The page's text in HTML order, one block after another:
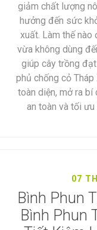
giảm chất lượng
hưởng đến sức
xuất. Làm thế
vừa không dùng
giúp cây trồng
phủ chống cỏ
toàn diện, mở ra bí
an toàn và tối
07
Bình Phun
Bình Phun